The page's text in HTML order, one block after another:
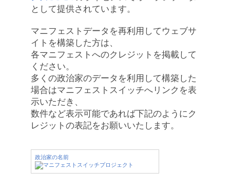
として提供されています。
マニフェストデータを再利用してウェブサ
イトを構築した方は、
各マニフェストへのクレジットを掲載して
ください。
多くの政治家のデータを利用して構築した
場合はマニフェストスイッチへリンクを表
示いただき、
数件など表示可能であれば下記のようにク
レジットの表記をお願いいたします。
政治家の名前